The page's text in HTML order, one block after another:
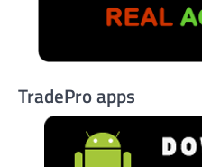
TradePro apps